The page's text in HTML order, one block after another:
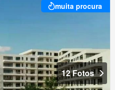
muita procura
12 Fotos